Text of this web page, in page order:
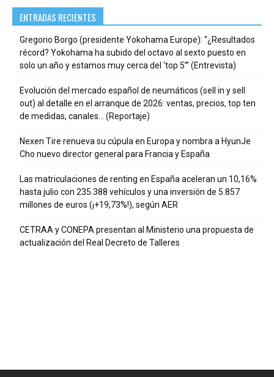
ENTRADAS RECIENTES
Gregorio Borgo (presidente Yokohama Europe): “¿Resultados
récord? Yokohama ha subido del octavo al sexto puesto en
solo un año y estamos muy cerca del ‘top 5’” (Entrevista)
Evolución del mercado español de neumáticos (sell in y sell
out) al detalle en el arranque de 2026: ventas, precios, top ten
de medidas, canales… (Reportaje)
Nexen Tire renueva su cúpula en Europa y nombra a HyunJe
Cho nuevo director general para Francia y España
Las matriculaciones de renting en España aceleran un 10,16%
hasta julio con 235.388 vehículos y una inversión de 5.857
millones de euros (¡+19,73%!), según AER
CETRAA y CONEPA presentan al Ministerio una propuesta de
actualización del Real Decreto de Talleres